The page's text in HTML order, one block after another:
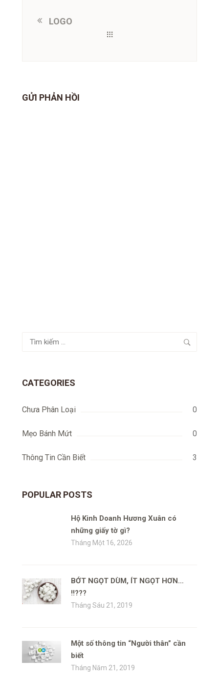
LOGO
GỬI PHẢN HỒI
Tìm
CATEGORIES
Chưa Phân Loại 0
Mẹo Bánh Mứt 0
Thông Tin Cần Biết 3
POPULAR POSTS
Hộ Kinh Doanh Hương Xuân có
những giấy tờ gì?
Tháng Một 16, 2026
BỚT NGỌT DÙM, ÍT NGỌT HƠN…
!!???
Tháng Sáu 21, 2019
Một số thông tin “Người thân” cần
biết
Tháng Năm 21, 2019